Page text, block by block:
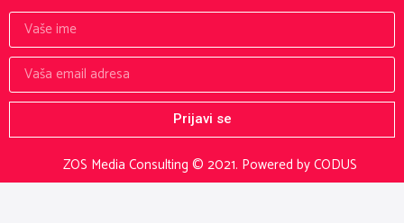
ZOS Media Consulting © 2021. Powered by CODUS
Prijavi se